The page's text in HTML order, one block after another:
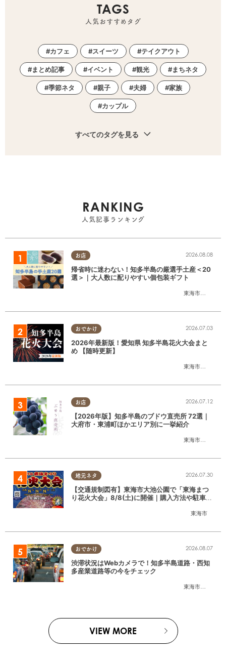
TAGS
人気おすすめタグ
カフェ スイーツ テイクアウト
まとめ記事 イベント 観光 まちネタ
季節ネタ 親子 夫婦 家族
カップル
すべてのタグを見る
RANKING
人気記事ランキング
お店
東海市大府市
2026.08.08
帰省時に迷わない！知多半島の厳選手土産＜20
選＞｜大人数に配りやすい個包装ギフト
おでかけ
東海市大府市
2026.07.03
2026年最新版！愛知県 知多半島花火大会まと
め 【随時更新】
お店
東海市大府市
2026.07.12
【2026年版】知多半島のブドウ直売所 72選｜
大府市・東浦町ほかエリア別に一挙紹介
地元ネタ
東海市
2026.07.30
【交通規制図有】東海市大池公園で「東海まつ
り花火大会」8/8(土)に開催｜購入方法や駐車場
おでかけ
東海市大府市
2026.08.07
渋滞状況はWebカメラで！知多半島道路・西知
多産業道路等の今をチェック
VIEW MORE